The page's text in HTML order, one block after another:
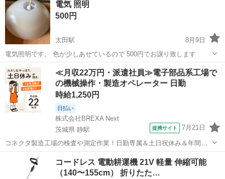
電気 照明
500円
太田駅
8月9日
電気照明です。 色が少しあせているので 500円でお譲り致します
群馬 太田市 太田駅 生活家電 譲り
≪月収22万円・派遣社員≫電子部品系工場で
の機械操作・製造オペレーター 日勤
時給1,250円
日払い
株式会社BREXA Next
茨城県 静駅
提携サイト 7月21日
コネクタ製造工場の検査や測定作業！日勤専属＆土日祝休み＆年間休
日128日★クリーンルーム内作業★マイカー通勤OK＆無料駐車場あり
★就業先食堂利用可！日払い制度あり！《茨城県常陸大宮市》 人気の
工場のお仕事 ◇コネクタ製造工...
常陸大宮市 その他
コードレス 電動耕運機 21V 軽量 伸縮可能
（140〜155cm） 折りたた…